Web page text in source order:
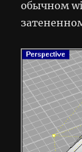
обычном